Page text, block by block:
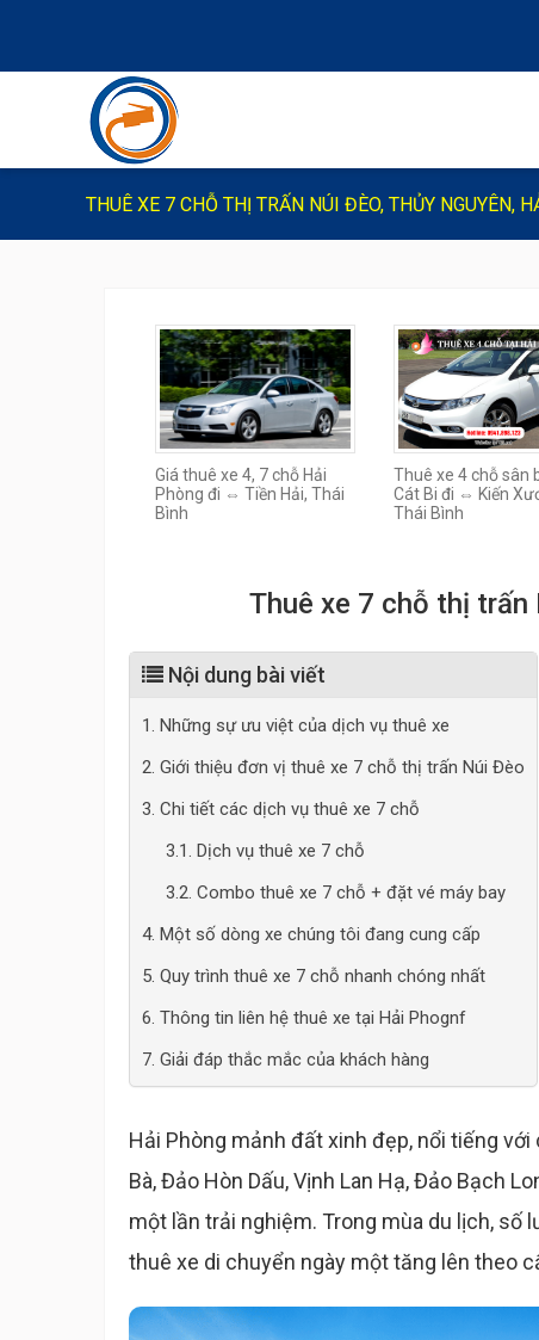
THUÊ XE 7 CHỖ THỊ TRẤN NÚI ĐÈO, THỦY NGUYÊN,
Giá thuê xe 4, 7 chỗ Hải
Phòng đi ⇔ Tiền Hải, Thái
Bình
Thuê xe 4 chỗ sân
Cát Bi đi ⇔ Kiến
Thái Bình
Thuê xe 7 chỗ thị trấn
Nội dung bài viết
1. Những sự ưu việt của dịch vụ thuê xe
2. Giới thiệu đơn vị thuê xe 7 chỗ thị trấn Núi Đèo
3. Chi tiết các dịch vụ thuê xe 7 chỗ
3.1. Dịch vụ thuê xe 7 chỗ
3.2. Combo thuê xe 7 chỗ + đặt vé máy bay
4. Một số dòng xe chúng tôi đang cung cấp
5. Quy trình thuê xe 7 chỗ nhanh chóng nhất
6. Thông tin liên hệ thuê xe tại Hải Phognf
7. Giải đáp thắc mắc của khách hàng
Hải Phòng mảnh đất xinh đẹp, nổi tiếng
Bà, Đảo Hòn Dấu, Vịnh Lan Hạ, Đảo Bạch
một lần trải nghiệm. Trong mùa du lịch, số
thuê xe di chuyển ngày một tăng lên theo